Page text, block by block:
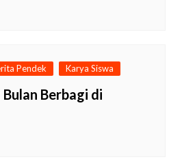
Pendek Karya Siswa
Berbagi di